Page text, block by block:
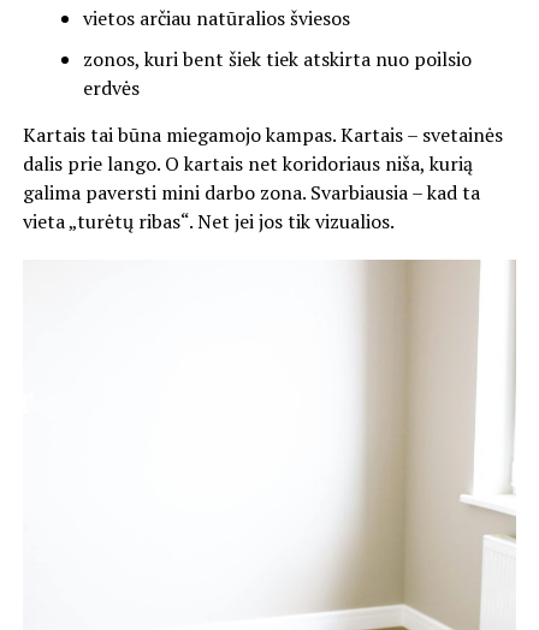
vietos arčiau natūralios šviesos
zonos, kuri bent šiek tiek atskirta nuo poilsio
erdvės
Kartais tai būna miegamojo kampas. Kartais – svetainės
dalis prie lango. O kartais net koridoriaus niša, kurią
galima paversti mini darbo zona. Svarbiausia – kad ta
vieta „turėtų ribas“. Net jei jos tik vizualios.